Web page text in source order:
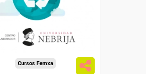
Doble titulación
Compra segura
Cursos Femxa